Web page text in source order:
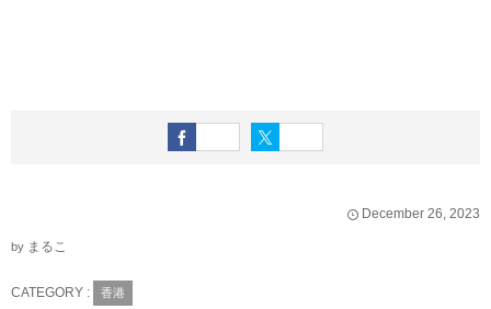
December 26, 2023
by まるこ
CATEGORY : 香港